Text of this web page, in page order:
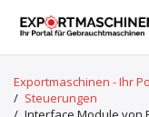
Exportmaschinen - Ihr
/ Steuerungen